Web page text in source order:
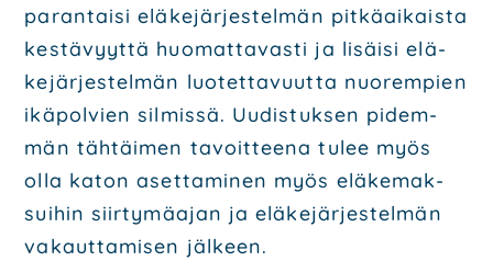
paran­tai­si elä­ke­jär­jes­tel­män pit­kä­ai­kais­ta
kes­tä­vyyt­tä huo­mat­ta­vas­ti ja lisäi­si elä­
ke­jär­jes­tel­män luo­tet­ta­vuut­ta nuo­rem­pien
ikä­pol­vien sil­mis­sä. Uudis­tuk­sen pidem­
män täh­täi­men tavoit­tee­na tulee myös
olla katon aset­ta­mi­nen myös elä­ke­mak­
sui­hin siir­ty­mä­ajan ja elä­ke­jär­jes­tel­män
vakaut­ta­mi­sen jäl­keen.